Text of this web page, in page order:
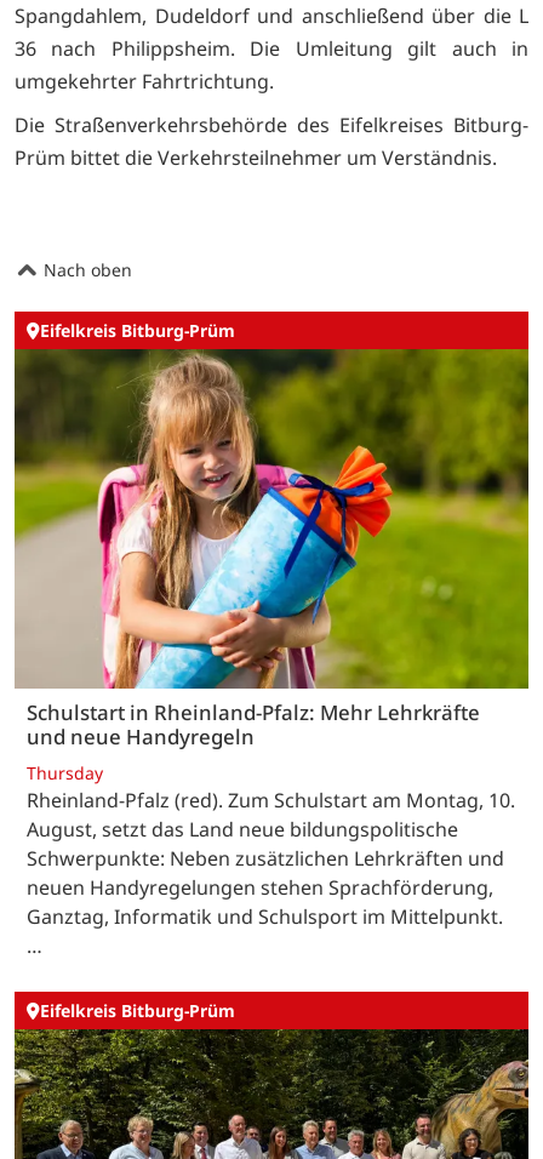
Spangdahlem, Dudeldorf und anschließend über die L
36 nach Philippsheim. Die Umleitung gilt auch in
umgekehrter Fahrtrichtung.
Die Straßenverkehrsbehörde des Eifelkreises Bitburg-
Prüm bittet die Verkehrsteilnehmer um Verständnis.
Nach oben
Eifelkreis Bitburg-Prüm
Schulstart in Rheinland-Pfalz: Mehr Lehrkräfte
und neue Handyregeln
Thursday
Rheinland-Pfalz (red). Zum Schulstart am Montag, 10.
August, setzt das Land neue bildungspolitische
Schwerpunkte: Neben zusätzlichen Lehrkräften und
neuen Handyregelungen stehen Sprachförderung,
Ganztag, Informatik und Schulsport im Mittelpunkt.
…
Eifelkreis Bitburg-Prüm